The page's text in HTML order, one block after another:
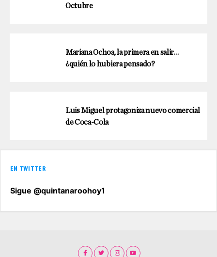
Octubre
Mariana Ochoa, la primera en salir…
¿quién lo hubiera pensado?
Luis Miguel protagoniza nuevo comercial
de Coca-Cola
EN TWITTER
Sigue @quintanaroohoy1